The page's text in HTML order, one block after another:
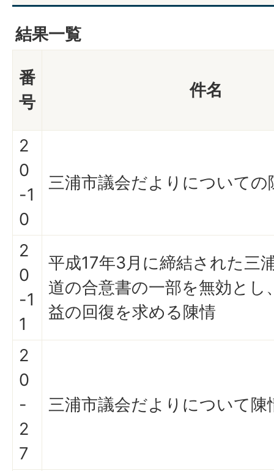
結果一覧
番
号
件名
2
0
-1
0
三浦市議会だよりについての
2
0
-1
1
平成17年3月に締結された三
道の合意書の一部を無効とし
益の回復を求める陳情
2
0
-
2
7
三浦市議会だよりについて陳